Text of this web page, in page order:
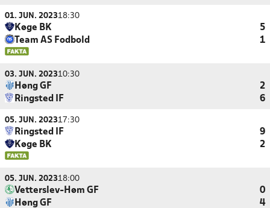
01. JUN. 202318:30
Køge BK
5
Team AS Fodbold
1
03. JUN. 202310:30
Høng GF
2
Ringsted IF
6
05. JUN. 202317:30
Ringsted IF
9
Køge BK
2
05. JUN. 202318:00
Vetterslev-Høm GF
0
Høng GF
4